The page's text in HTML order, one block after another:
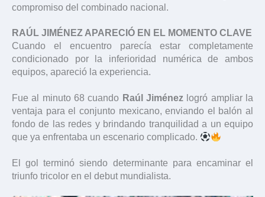
compromiso del combinado nacional.
RAÚL JIMÉNEZ APARECIÓ EN EL MOMENTO CLAVE
Cuando el encuentro parecía estar completamente
condicionado por la inferioridad numérica de ambos
equipos, apareció la experiencia.
Fue al minuto 68 cuando Raúl Jiménez logró ampliar la
ventaja para el conjunto mexicano, enviando el balón al
fondo de las redes y brindando tranquilidad a un equipo
que ya enfrentaba un escenario complicado.
El gol terminó siendo determinante para encaminar el
triunfo tricolor en el debut mundialista.